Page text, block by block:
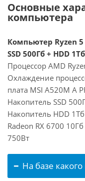
Основные
компьютера
Компьютер Ryzen 5
SSD 500Гб + HDD 1Тб
Процессор AMD
Охлаждение
плата MSI A520M A
Накопитель SSD
Накопитель HDD
Radeon RX 6700
750Вт
На базе